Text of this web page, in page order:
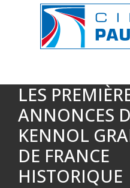
LES
ANNONCES
KENNOL
DE FRANCE
HISTORIQUE
Panneau de gestion des